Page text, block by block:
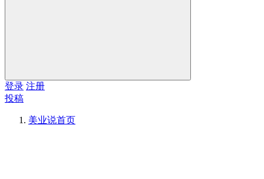
登录 注册
投稿
美业说首页